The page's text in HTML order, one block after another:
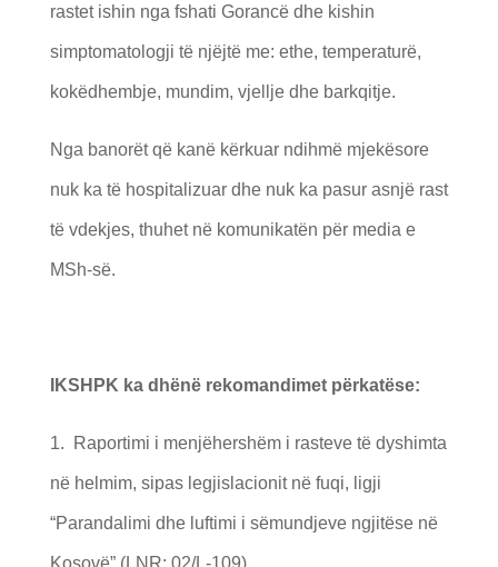
rastet ishin nga fshati Gorancë dhe kishin
simptomatologji të njëjtë me: ethe, temperaturë,
kokëdhembje, mundim, vjellje dhe barkqitje.
Nga banorët që kanë kërkuar ndihmë mjekësore
nuk ka të hospitalizuar dhe nuk ka pasur asnjë rast
të vdekjes, thuhet në komunikatën për media e
MSh-së.
IKSHPK ka dhënë rekomandimet përkatëse:
1. Raportimi i menjëhershëm i rasteve të dyshimta
në helmim, sipas legjislacionit në fuqi, ligji
“Parandalimi dhe luftimi i sëmundjeve ngjitëse në
Kosovë” (LNR: 02/L-109).